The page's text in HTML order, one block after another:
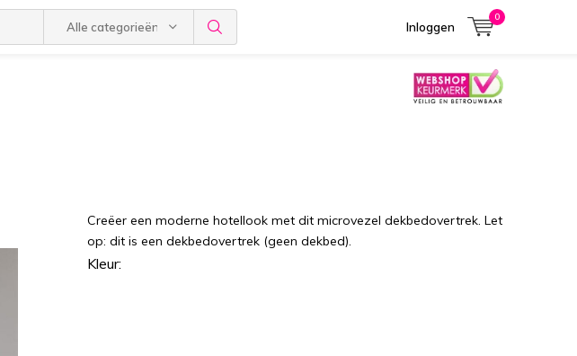
Alle categorieën Inloggen
0
Creëer een moderne hotellook met dit microvezel dekbedovertrek. Let
op: dit is een dekbedovertrek (geen dekbed).
Kleur: